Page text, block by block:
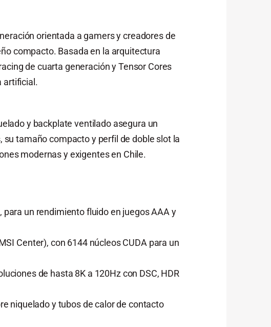
orientada a gamers y creadores de
compacto. Basada en la arquitectura
de cuarta generación y Tensor Cores
artificial.
y backplate ventilado asegura un
tamaño compacto y perfil de doble slot la
modernas y exigentes en Chile.
para un rendimiento fluido en juegos AAA y
Center), con 6144 núcleos CUDA para un
de hasta 8K a 120Hz con DSC, HDR
niquelado y tubos de calor de contacto